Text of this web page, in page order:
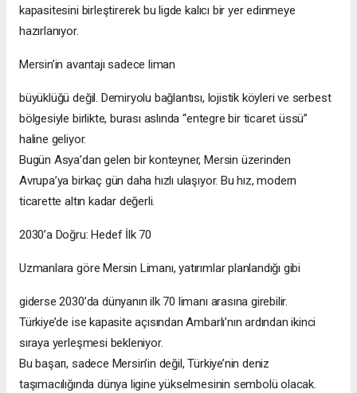
kapasitesini birleştirerek bu ligde kalıcı bir yer edinmeye
hazırlanıyor.
Mersin’in avantajı sadece liman
büyüklüğü değil. Demiryolu bağlantısı, lojistik köyleri ve serbest
bölgesiyle birlikte, burası aslında “entegre bir ticaret üssü”
haline geliyor.
Bugün Asya’dan gelen bir konteyner, Mersin üzerinden
Avrupa’ya birkaç gün daha hızlı ulaşıyor. Bu hız, modern
ticarette altın kadar değerli.
2030’a Doğru: Hedef İlk 70
Uzmanlara göre Mersin Limanı, yatırımlar planlandığı gibi
giderse 2030’da dünyanın ilk 70 limanı arasına girebilir.
Türkiye’de ise kapasite açısından Ambarlı’nın ardından ikinci
sıraya yerleşmesi bekleniyor.
Bu başarı, sadece Mersin’in değil, Türkiye’nin deniz
taşımacılığında dünya ligine yükselmesinin sembolü olacak.